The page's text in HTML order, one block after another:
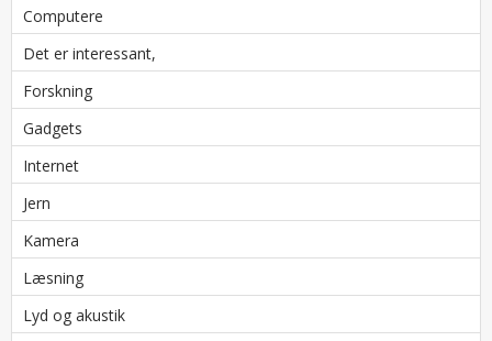
Computere
Det er interessant,
Forskning
Gadgets
Internet
Jern
Kamera
Læsning
Lyd og akustik